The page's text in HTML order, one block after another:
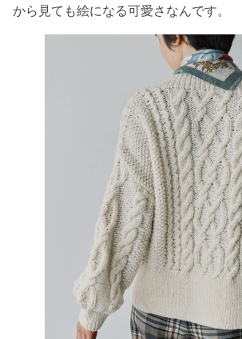
から見ても絵になる可愛さなんです。